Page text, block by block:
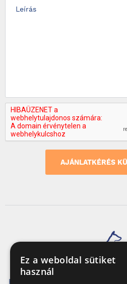
AJÁNLATKÉRÉS
Ez a weboldal sütiket
használ